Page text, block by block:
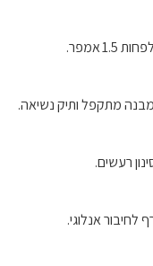
רעשים.
אנלוגי.